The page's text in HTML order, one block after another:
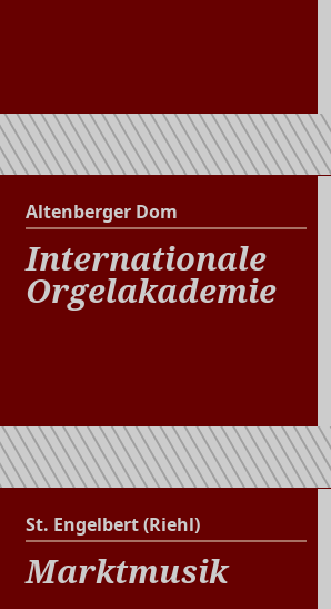
Altenberger Dom
Internationale
Orgelakademie
St. Engelbert (Riehl)
Marktmusik